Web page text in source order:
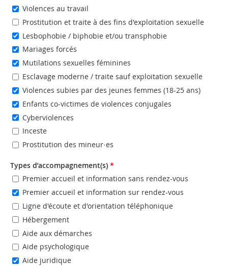
Violences au travail
Prostitution et traite à des fins d'exploitation sexuelle
Lesbophobie / biphobie et/ou transphobie
Mariages forcés
Mutilations sexuelles féminines
Esclavage moderne / traite sauf exploitation sexuelle
Violences subies par des jeunes femmes (18-25 ans)
Enfants co-victimes de violences conjugales
Cyberviolences
Inceste
Prostitution des mineur·es
Types d’accompagnement(s) *
Premier accueil et information sans rendez-vous
Premier accueil et information sur rendez-vous
Ligne d'écoute et d'orientation téléphonique
Hébergement
Aide aux démarches
Aide psychologique
Aide juridique